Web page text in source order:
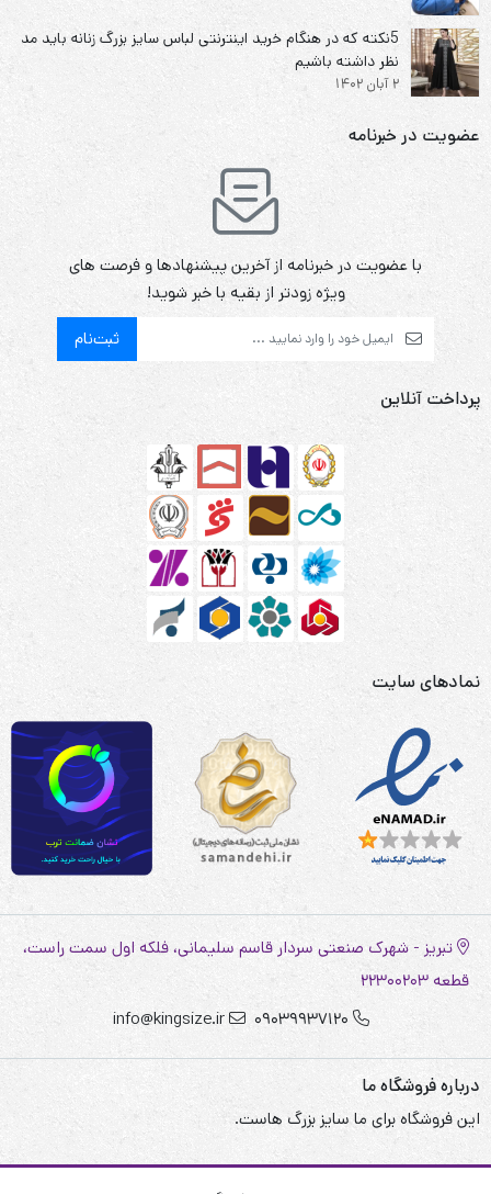
5نکته که در هنگام خرید اینترنتی لباس سایز بزرگ زنانه باید مد
نظر داشته باشیم
2 آبان 1402
عضویت در خبرنامه
با عضویت در خبرنامه از آخرین پیشنهادها و فرصت های
ویژه زودتر از بقیه با خبر شوید!
ثبت‌نام
پرداخت آنلاین
نمادهای سایت
تبریز - شهرک صنعتی سردار قاسم سلیمانی، فلکه اول سمت راست،
قطعه 22300203
09039937120
info@kingsize.ir
درباره فروشگاه ما
این فروشگاه برای ما سایز بزرگ هاست.